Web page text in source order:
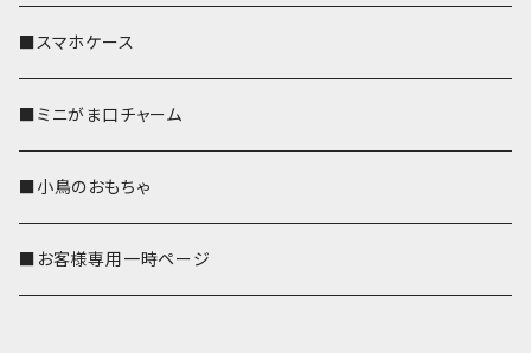
■スマホケース
■ミニがま口チャーム
■小鳥のおもちゃ
■お客様専用一時ページ